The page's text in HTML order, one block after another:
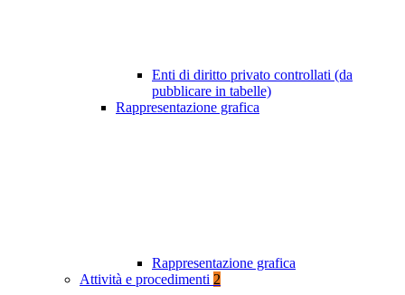
Enti di diritto privato controllati (da
pubblicare in tabelle)
Rappresentazione grafica
Rappresentazione grafica
Attività e procedimenti 2